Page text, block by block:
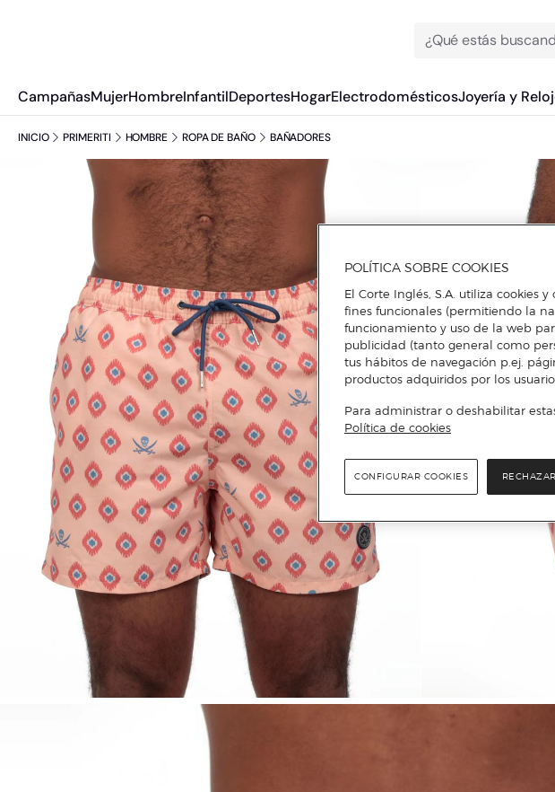
¿Qué estás
CampañasMujerHombreInfantilDeportesHogarElectrodomésticosJoyería y
INICIO PRIMERITI HOMBRE ROPA DE BAÑO BAÑADORES
POLÍTICA SOBRE COOKIES
El Corte Inglés, S.A. utiliza cookies
fines funcionales (permitiendo la
funcionamiento y uso de la web
publicidad (tanto general como
tus hábitos de navegación p.ej.
productos adquiridos por los
Para administrar o deshabilitar
Política de cookies
CONFIGURAR COOKIES